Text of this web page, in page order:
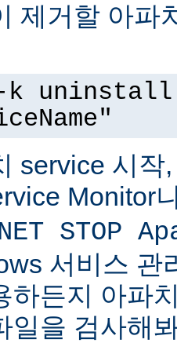
제거할 아파
-k
service 시작
Monitor
STOP
서비스 관
하든지 아파
일을 검사해